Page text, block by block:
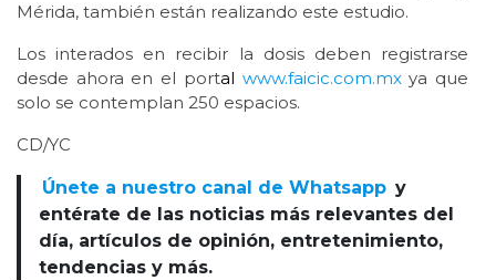
Mérida, también están realizando este estudio.
Los interados en recibir la dosis deben registrarse
desde ahora en el portal www.faicic.com.mxya que
solo se contemplan 250 espacios.
CD/YC
Únete a nuestro canal de Whatsapp y
entérate de las noticias más relevantes del
día, artículos de opinión, entretenimiento,
tendencias y más.